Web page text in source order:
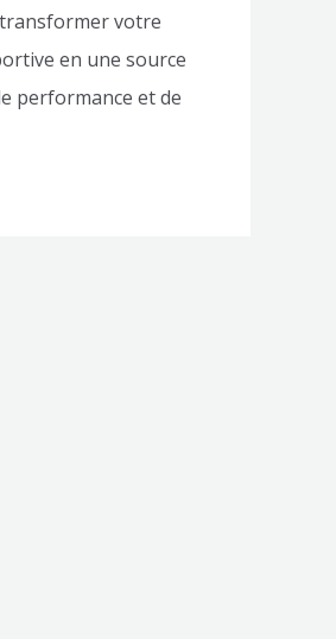
votre
en une source
performance et de